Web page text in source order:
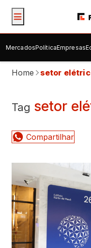
MercadosPolíticaEmpresas
Home setor
Tag setor